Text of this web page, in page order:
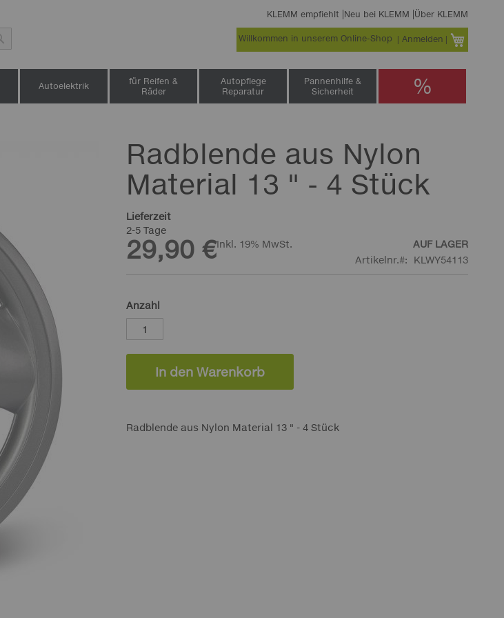
KLEMM empfiehlt Neu bei KLEMM Über KLEMM
Willkommen in unserem Online-Shop Anmelden
Autoelektrik
für Reifen &
Räder
Autopflege
Reparatur
Pannenhilfe &
Sicherheit
%
Radblende aus Nylon
Material 13 " - 4 Stück
Lieferzeit
2-5 Tage
29,90 €Inkl. 19% MwSt.
AUF LAGER
Artikelnr.
KLWY54113
Anzahl
In den Warenkorb
Radblende aus Nylon Material 13 " - 4 Stück